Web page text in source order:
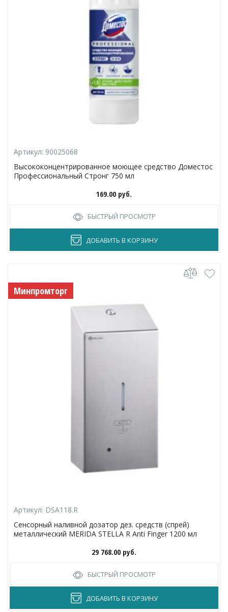
Артикул: 90025068
Высококонцентрированное моющее средство Доместос
Профессиональный Стронг 750 мл
169.00 руб.
БЫСТРЫЙ ПРОСМОТР
ДОБАВИТЬ В КОРЗИНУ
Минпромторг
Артикул: DSA118.R
Сенсорный наливной дозатор дез. средств (спрей)
металлический MERIDA STELLA R Anti Finger 1200 мл
29 768.00 руб.
БЫСТРЫЙ ПРОСМОТР
ДОБАВИТЬ В КОРЗИНУ